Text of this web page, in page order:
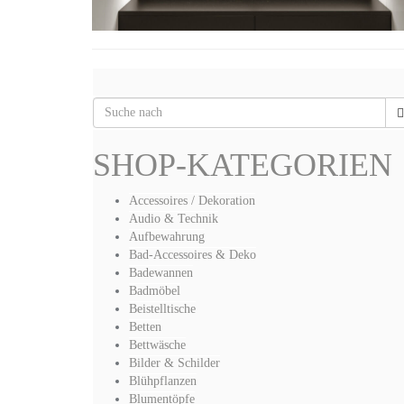
SHOP-KATEGORIEN
Accessoires / Dekoration
Audio & Technik
Aufbewahrung
Bad-Accessoires & Deko
Badewannen
Badmöbel
Beistelltische
Betten
Bettwäsche
Bilder & Schilder
Blühpflanzen
Blumentöpfe